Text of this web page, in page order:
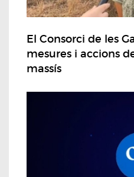
El Consorci de les
mesures i accions
massís